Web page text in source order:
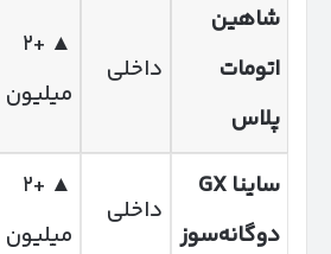
شاهین
اتومات
پلاس
داخلی
▲ +۲
میلیون
ساینا GX
دوگانه‌سوز
داخلی
▲ +۲
میلیون